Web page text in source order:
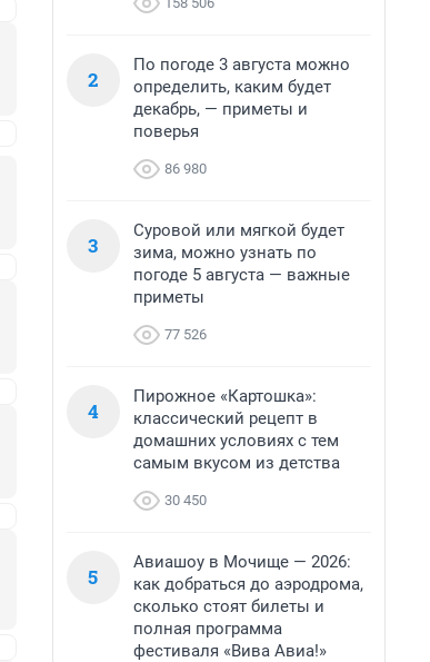
2
По погоде 3 августа можно
определить, каким будет
декабрь, — приметы и
поверья
86 980
3
Суровой или мягкой будет
зима, можно узнать по
погоде 5 августа — важные
приметы
77 526
4
Пирожное «Картошка»:
классический рецепт в
домашних условиях с тем
самым вкусом из детства
30 450
5
Авиашоу в Мочище — 2026:
как добраться до аэродрома,
сколько стоят билеты и
полная программа
фестиваля «Вива Авиа!»